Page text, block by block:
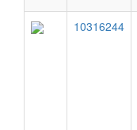
10316244